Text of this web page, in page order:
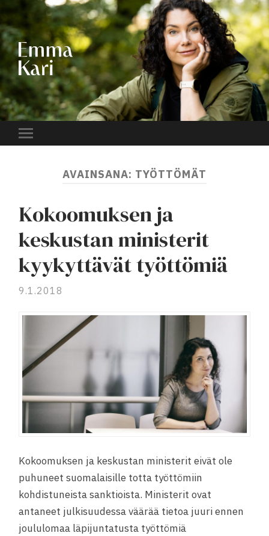
EMMA
KARI
Toggle
AVAINSANA: TYÖTTÖMÄT
Kokoomuksen ja
keskustan ministerit
kyykyttävät työttömiä
9.1.2018
Kokoomuksen ja keskustan ministerit eivät ole
puhuneet suomalaisille totta työttömiin
kohdistuneista sanktioista. Ministerit ovat
antaneet julkisuudessa väärää tietoa juuri ennen
joululomaa läpijuntatusta työttömiä